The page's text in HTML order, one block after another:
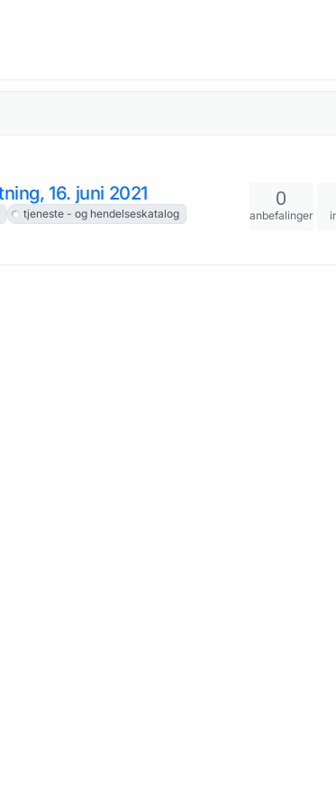
16. juni 2021
tjeneste - og hendelseskatalog
0
anbefalinger